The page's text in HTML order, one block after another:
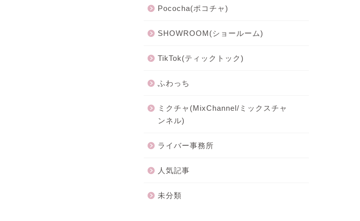
Pococha(ポコチャ)
SHOWROOM(ショールーム)
TikTok(ティックトック)
ふわっち
ミクチャ(MixChannel/ミックスチャ
ンネル)
ライバー事務所
人気記事
未分類